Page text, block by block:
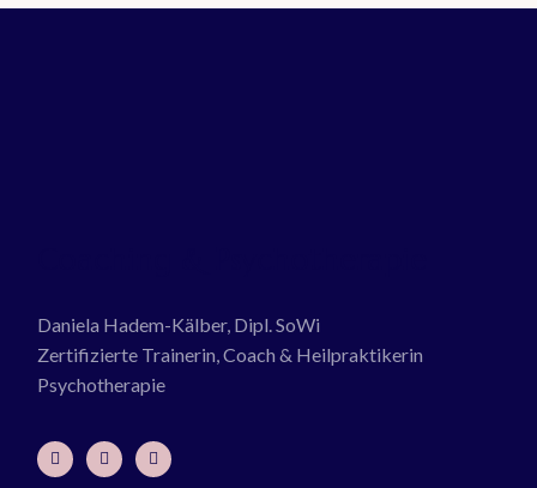
Daniela Hadem-Kälber, Dipl. SoWi
Zertifizierte Trainerin, Coach & Heilpraktikerin
Psychotherapie